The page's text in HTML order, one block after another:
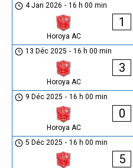
4 Jan 2026 - 16 h 00 min
Horoya AC
1
13 Déc 2025 - 16 h 00 min
Horoya AC
3
9 Déc 2025 - 16 h 00 min
Horoya AC
0
5 Déc 2025 - 16 h 00 min
5